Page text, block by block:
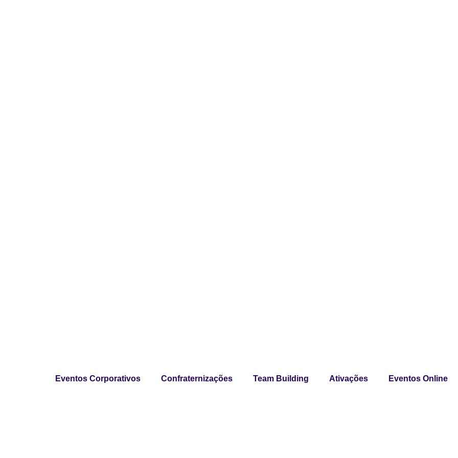
Eventos Corporativos Confraternizações Team Building Ativações Eventos Online